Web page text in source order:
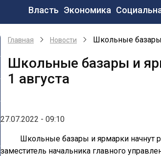
Основная
навигация
Власть Экономика
Главная Новости Школьные базары
Школьные базары и
1 августа
27.07.2022 - 09:10
Школьные базары и ярмарки начнут
заместитель начальника главного